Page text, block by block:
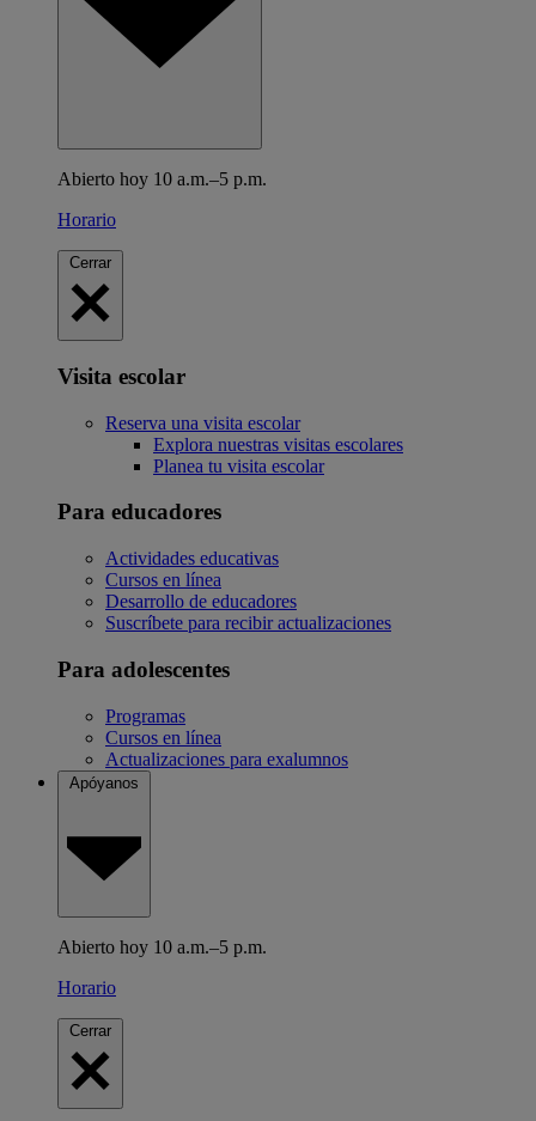
Abierto hoy 10 a.m.–5 p.m.
Horario
Cerrar
Visita escolar
Reserva una visita escolar
Explora nuestras visitas escolares
Planea tu visita escolar
Para educadores
Actividades educativas
Cursos en línea
Desarrollo de educadores
Suscríbete para recibir actualizaciones
Para adolescentes
Programas
Cursos en línea
Actualizaciones para exalumnos
Apóyanos
Abierto hoy 10 a.m.–5 p.m.
Horario
Cerrar